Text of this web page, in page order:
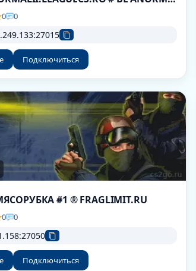
0 0
Подключиться
#1 ® FRAGLIMIT.RU
0 0
Подключиться